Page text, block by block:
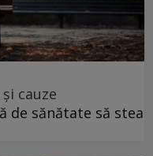
cauze
de sănătate să stea